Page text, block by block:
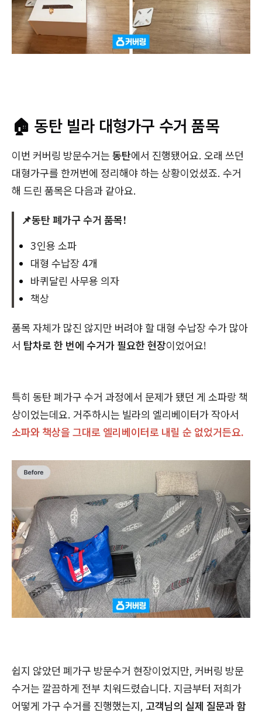
🏠 동탄 빌라 대형가구 수거 품목
이번 커버링 방문수거는 동탄에서 진행됐어요. 오래 쓰던
대형가구를 한꺼번에 정리해야 하는 상황이었셨죠. 수거
해 드린 품목은 다음과 같아요.
📌동탄 폐가구 수거 품목!
3인용 소파
대형 수납장 4개
바퀴달린 사무용 의자
책상
품목 자체가 많진 않지만 버려야 할 대형 수납장 수가 많아
서 탑차로 한 번에 수거가 필요한 현장이었어요!
특히 동탄 폐가구 수거 과정에서 문제가 됐던 게 소파랑 책
상이었는데요. 거주하시는 빌라의 엘리베이터가 작아서
소파와 책상을 그대로 엘리베이터로 내릴 순 없었거든요.
쉽지 않았던 폐가구 방문수거 현장이었지만, 커버링 방문
수거는 깔끔하게 전부 치워드렸습니다. 지금부터 저희가
어떻게 가구 수거를 진행했는지, 고객님의 실제 질문과 함